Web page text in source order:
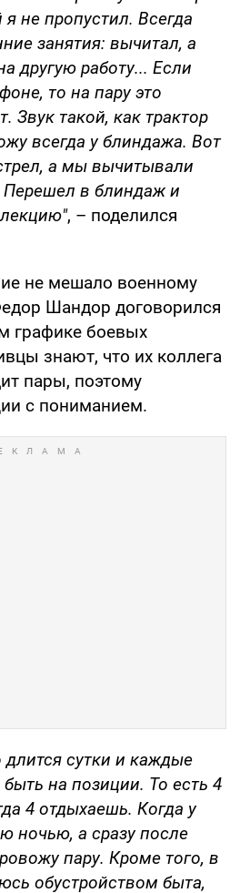
не пропустил. Всегда
занятия: вычитал, а
другую работу... Если
то на пару это
Звук такой, как трактор
всегда у блиндажа. Вот
а мы вычитывали
в блиндаж и
, – поделился
не мешало военному
Шандор договорился
графике боевых
знают, что их коллега
пары, поэтому
с пониманием.
сутки и каждые
на позиции. То есть 4
4 отдыхаешь. Когда у
ночью, а сразу после
пару. Кроме того, в
обустройством быта,